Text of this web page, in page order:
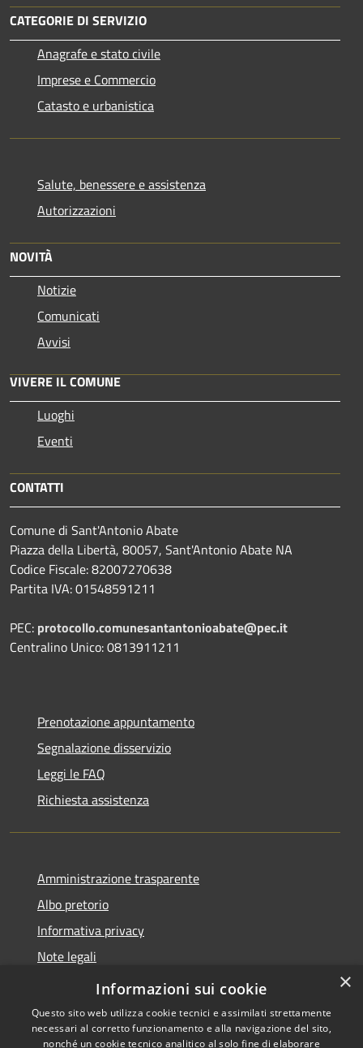
CATEGORIE DI SERVIZIO
Anagrafe e stato civile
Imprese e Commercio
Catasto e urbanistica
Salute, benessere e assistenza
Autorizzazioni
NOVITÀ
Notizie
Comunicati
Avvisi
VIVERE IL COMUNE
Luoghi
Eventi
CONTATTI
Comune di Sant'Antonio Abate
Piazza della Libertà, 80057, Sant'Antonio Abate NA
Codice Fiscale: 82007270638
Partita IVA: 01548591211
PEC: protocollo.comunesantantonioabate@pec.it
Centralino Unico: 0813911211
Prenotazione appuntamento
Segnalazione disservizio
Leggi le FAQ
Richiesta assistenza
Amministrazione trasparente
Albo pretorio
Informativa privacy
Note legali
Dichiarazione di accessibilità
×
Informazioni sui cookie
Questo sito web utilizza cookie tecnici e assimilati strettamente
necessari al corretto funzionamento e alla navigazione del sito,
nonché un cookie tecnico analitico al solo fine di elaborare